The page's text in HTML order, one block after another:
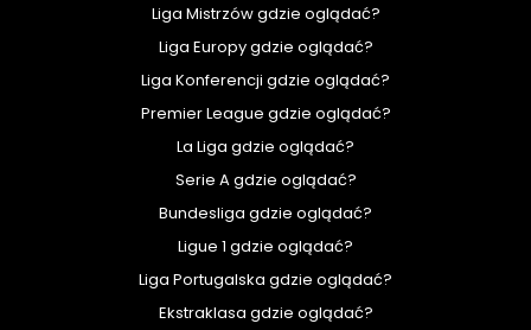
Liga Mistrzów gdzie oglądać?
Liga Europy gdzie oglądać?
Liga Konferencji gdzie oglądać?
Premier League gdzie oglądać?
La Liga gdzie oglądać?
Serie A gdzie oglądać?
Bundesliga gdzie oglądać?
Ligue 1 gdzie oglądać?
Liga Portugalska gdzie oglądać?
Ekstraklasa gdzie oglądać?